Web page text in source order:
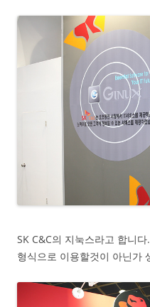
SK C&C의 지눅스라고 합니
형식으로 이용할것이 아닌가